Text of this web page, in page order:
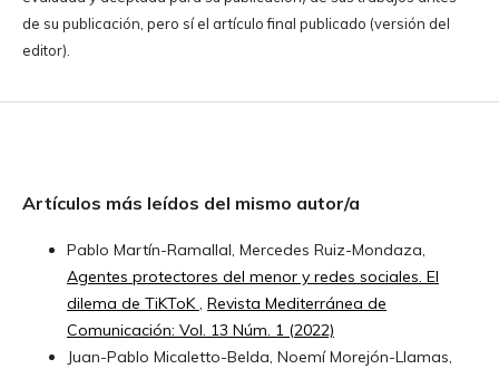
de su publicación, pero sí el artículo final publicado (versión del
editor).
Artículos más leídos del mismo autor/a
Pablo Martín-Ramallal, Mercedes Ruiz-Mondaza,
Agentes protectores del menor y redes sociales. El
dilema de TiKToK, Revista Mediterránea de
Comunicación: Vol. 13 Núm. 1 (2022)
Juan-Pablo Micaletto-Belda, Noemí Morejón-Llamas,